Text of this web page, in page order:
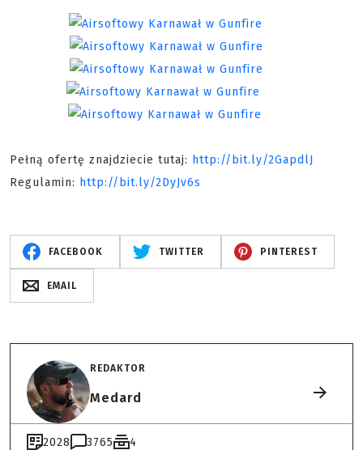
Pełną ofertę znajdziecie tutaj: http://bit.ly/2GapdlJ
Regulamin: http://bit.ly/2DyJv6s
FACEBOOK TWITTER PINTEREST
EMAIL
REDAKTOR
Medard
2028 3765 4